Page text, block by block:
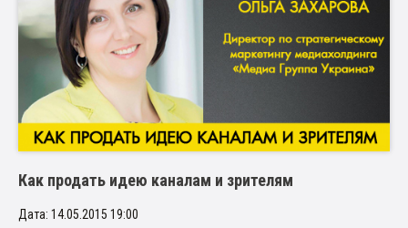
Как продать идею каналам и зрителям
Дата: 14.05.2015 19:00